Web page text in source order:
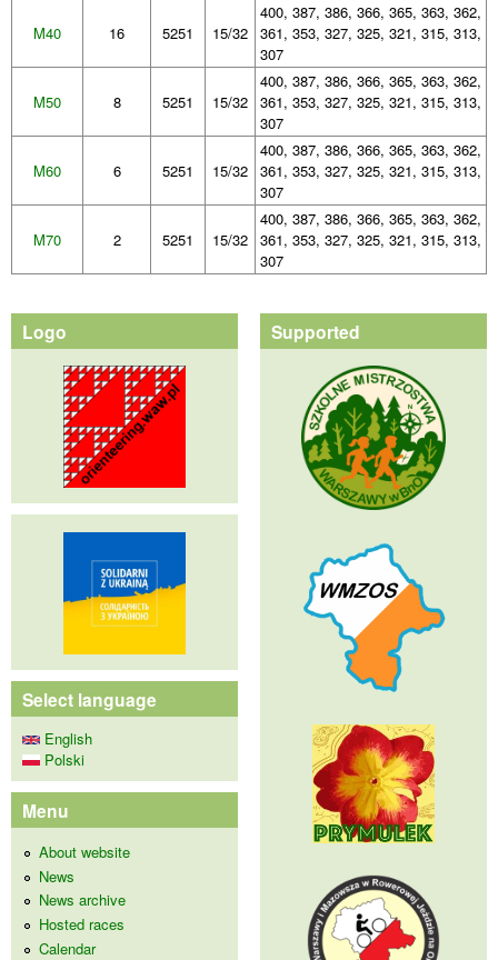
M40 16 5251 15/32
400, 387, 386, 366, 365, 363, 362,
361, 353, 327, 325, 321, 315, 313,
307
M50 8 5251 15/32
400, 387, 386, 366, 365, 363, 362,
361, 353, 327, 325, 321, 315, 313,
307
M60 6 5251 15/32
400, 387, 386, 366, 365, 363, 362,
361, 353, 327, 325, 321, 315, 313,
307
M70 2 5251 15/32
400, 387, 386, 366, 365, 363, 362,
361, 353, 327, 325, 321, 315, 313,
307
Logo
Select language
English
Polski
Menu
About website
News
News archive
Hosted races
Calendar
Supported